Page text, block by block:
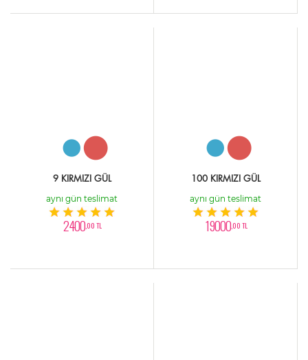
9 KIRMIZI GÜL
aynı gün teslimat
2400,00 TL
100 KIRMIZI GÜL
aynı gün teslimat
19000,00 TL